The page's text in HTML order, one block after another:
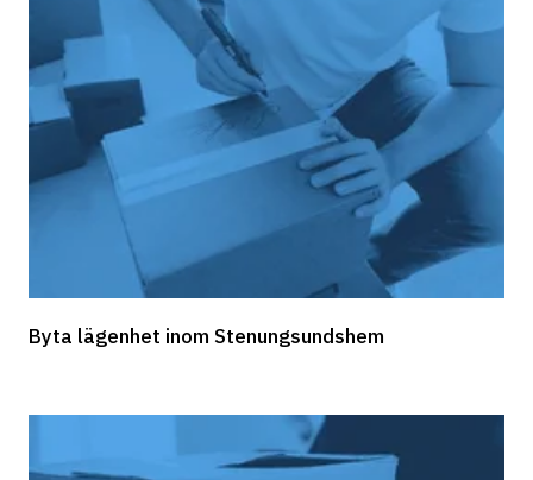
Byta lägenhet inom Stenungsundshem